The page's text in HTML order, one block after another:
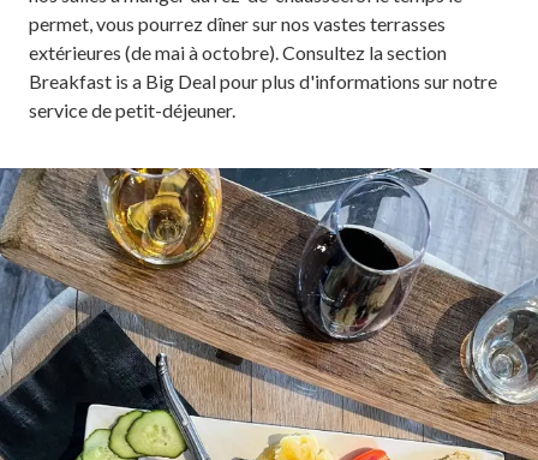
permet, vous pourrez dîner sur nos vastes terrasses
extérieures (de mai à octobre). Consultez la section
Breakfast is a Big Deal pour plus d'informations sur notre
service de petit-déjeuner.